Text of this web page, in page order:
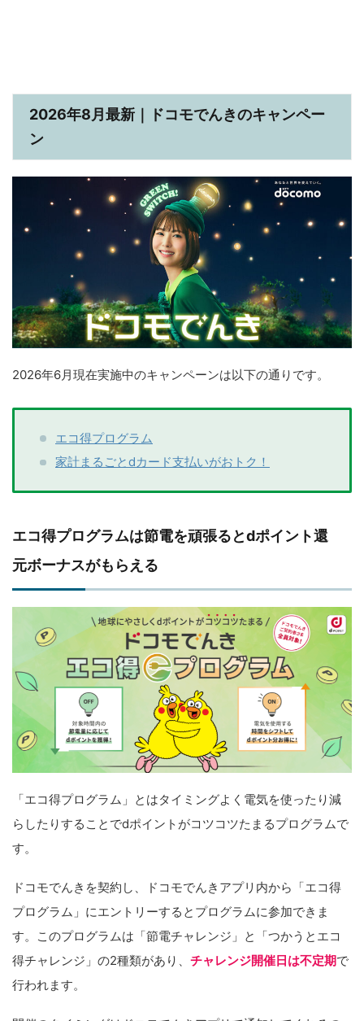
2026年8月最新｜ドコモでんきのキャンペー
ン
2026年6月現在実施中のキャンペーンは以下の通りです。
エコ得プログラム
家計まるごとdカード支払いがおトク！
エコ得プログラムは節電を頑張るとdポイント還
元ボーナスがもらえる
「エコ得プログラム」とはタイミングよく電気を使ったり減
らしたりすることでdポイントがコツコツたまるプログラムで
す。
ドコモでんきを契約し、ドコモでんきアプリ内から「エコ得
プログラム」にエントリーするとプログラムに参加できま
す。このプログラムは「節電チャレンジ」と「つかうとエコ
得チャレンジ」の2種類があり、 チャレンジ開催日は不定期で
行われます。